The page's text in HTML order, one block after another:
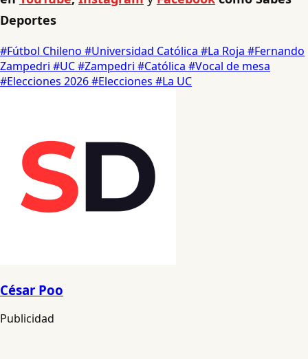
Deportes
#Fútbol Chileno #Universidad Católica #La Roja #Fernando
Zampedri #UC#Zampedri #Católica #Vocal de mesa
#Elecciones 2026#Elecciones #La UC
César Poo
Publicidad